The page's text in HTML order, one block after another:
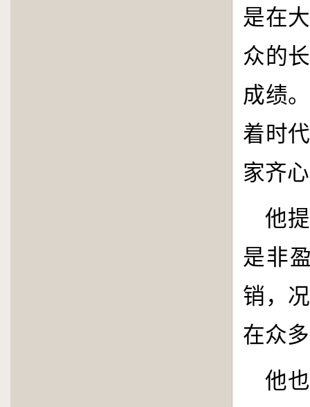
是在
众的
成绩
着时
家齐
他
是非
销，
在众
他